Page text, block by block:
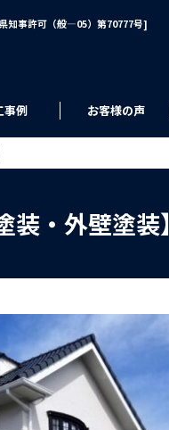
知事許可（般―05）第70777号]
事例 お客様の声
・外壁塗装】